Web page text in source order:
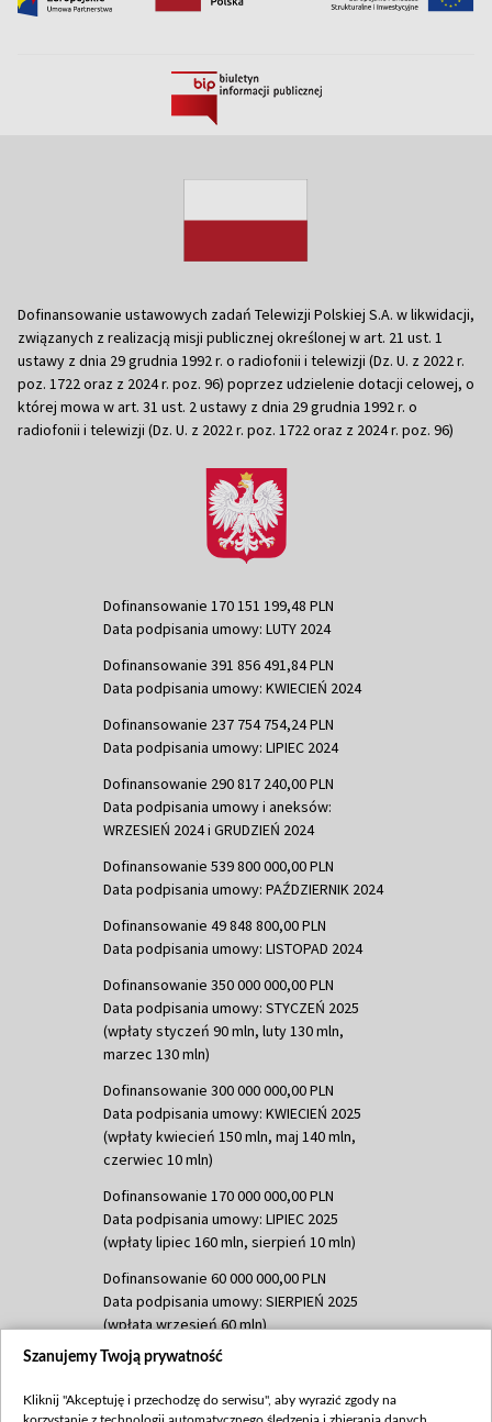
Dofinansowanie ustawowych zadań Telewizji Polskiej S.A. w likwidacji,
związanych z realizacją misji publicznej określonej w art. 21 ust. 1
ustawy z dnia 29 grudnia 1992 r. o radiofonii i telewizji (Dz. U. z 2022 r.
poz. 1722 oraz z 2024 r. poz. 96) poprzez udzielenie dotacji celowej, o
której mowa w art. 31 ust. 2 ustawy z dnia 29 grudnia 1992 r. o
radiofonii i telewizji (Dz. U. z 2022 r. poz. 1722 oraz z 2024 r. poz. 96)
Dofinansowanie 170 151 199,48 PLN
Data podpisania umowy: LUTY 2024
Dofinansowanie 391 856 491,84 PLN
Data podpisania umowy: KWIECIEŃ 2024
Dofinansowanie 237 754 754,24 PLN
Data podpisania umowy: LIPIEC 2024
Dofinansowanie 290 817 240,00 PLN
Data podpisania umowy i aneksów:
WRZESIEŃ 2024 i GRUDZIEŃ 2024
Dofinansowanie 539 800 000,00 PLN
Data podpisania umowy: PAŹDZIERNIK 2024
Dofinansowanie 49 848 800,00 PLN
Data podpisania umowy: LISTOPAD 2024
Dofinansowanie 350 000 000,00 PLN
Data podpisania umowy: STYCZEŃ 2025
(wpłaty styczeń 90 mln, luty 130 mln,
marzec 130 mln)
Dofinansowanie 300 000 000,00 PLN
Data podpisania umowy: KWIECIEŃ 2025
(wpłaty kwiecień 150 mln, maj 140 mln,
czerwiec 10 mln)
Dofinansowanie 170 000 000,00 PLN
Data podpisania umowy: LIPIEC 2025
(wpłaty lipiec 160 mln, sierpień 10 mln)
Dofinansowanie 60 000 000,00 PLN
Data podpisania umowy: SIERPIEŃ 2025
(wpłata wrzesień 60 mln)
Dofinansowanie 635 783 051,21 PLN
(wpłata wrzesień 100 mln, październik 350
Szanujemy Twoją prywatność
Kliknij "Akceptuję i przechodzę do serwisu", aby wyrazić zgody na